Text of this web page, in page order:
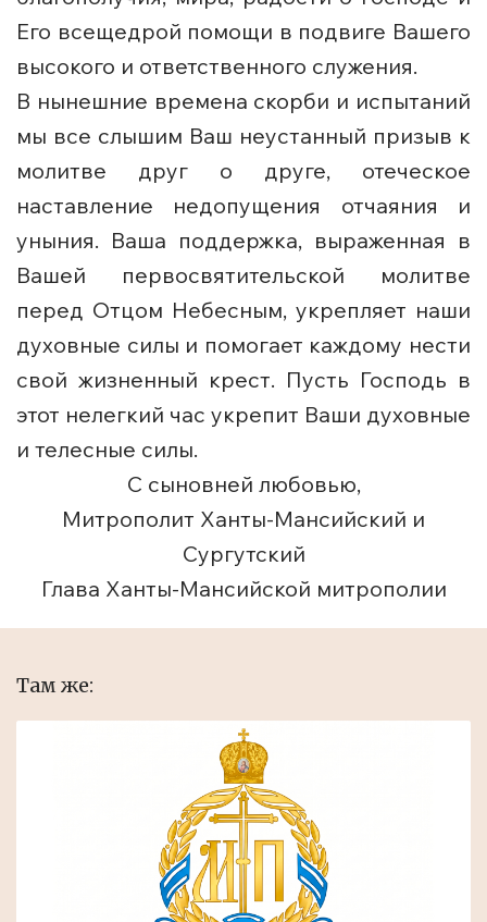
Его всещедрой помощи в подвиге Вашего
высокого и ответственного служения.
В нынешние времена скорби и испытаний
мы все слышим Ваш неустанный призыв к
молитве друг о друге, отеческое
наставление недопущения отчаяния и
уныния. Ваша поддержка, выраженная в
Вашей первосвятительской молитве
перед Отцом Небесным, укрепляет наши
духовные силы и помогает каждому нести
свой жизненный крест. Пусть Господь в
этот нелегкий час укрепит Ваши духовные
и телесные силы.
С сыновней любовью,
Митрополит Ханты-Мансийский и
Сургутский
Глава Ханты-Мансийской митрополии
Там же: